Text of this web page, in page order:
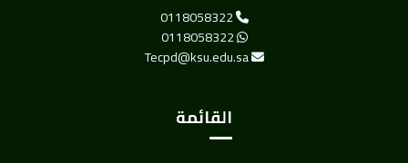
0118058322
0118058322
Tecpd@ksu.edu.sa
القائمة